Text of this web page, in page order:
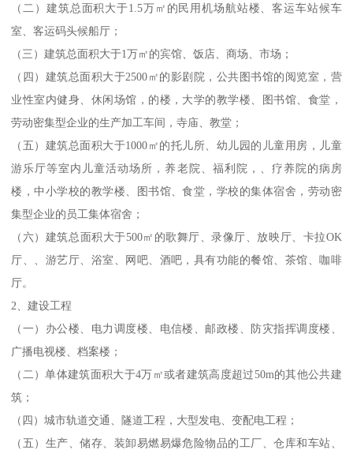
（二）建筑总面积大于1.5万㎡的民用机场航站楼、客运车站候车
室、客运码头候船厅；
（三）建筑总面积大于1万㎡的宾馆、饭店、商场、市场；
（四）建筑总面积大于2500㎡的影剧院，公共图书馆的阅览室，营
业性室内健身、休闲场馆，的楼，大学的教学楼、图书馆、食堂，
劳动密集型企业的生产加工车间，寺庙、教堂；
（五）建筑总面积大于1000㎡的托儿所、幼儿园的儿童用房，儿童
游乐厅等室内儿童活动场所，养老院、福利院，、疗养院的病房
楼，中小学校的教学楼、图书馆、食堂，学校的集体宿舍，劳动密
集型企业的员工集体宿舍；
（六）建筑总面积大于500㎡的歌舞厅、录像厅、放映厅、卡拉OK
厅、、游艺厅、浴室、网吧、酒吧，具有功能的餐馆、茶馆、咖啡
厅。
2、建设工程
（一）办公楼、电力调度楼、电信楼、邮政楼、防灾指挥调度楼、
广播电视楼、档案楼；
（二）单体建筑面积大于4万㎡或者建筑高度超过50m的其他公共建
筑；
（四）城市轨道交通、隧道工程，大型发电、变配电工程；
（五）生产、储存、装卸易燃易爆危险物品的工厂、仓库和车站、